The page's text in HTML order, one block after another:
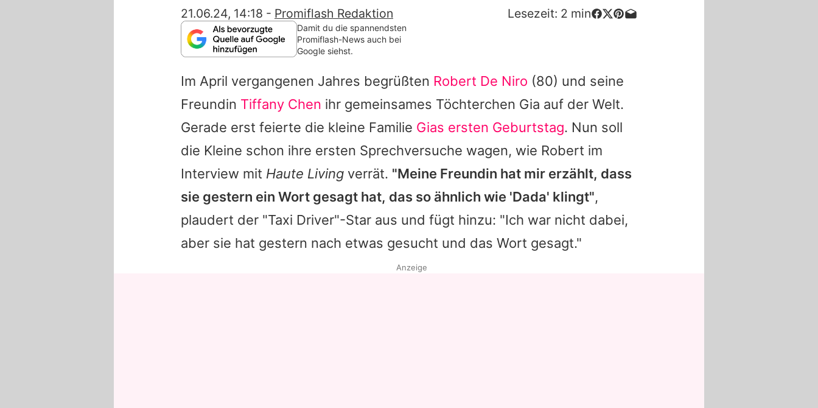
21.06.24, 14:18 - Promiflash Redaktion Lesezeit: 2 min
Damit du die spannendsten
Promiflash-News auch bei
Google siehst.
Im April vergangenen Jahres begrüßten Robert De Niro (80) und seine
Freundin Tiffany Chen ihr gemeinsames Töchterchen Gia auf der Welt.
Gerade erst feierte die kleine Familie Gias ersten Geburtstag. Nun soll
die Kleine schon ihre ersten Sprechversuche wagen, wie Robert im
Interview mit Haute Living verrät. "Meine Freundin hat mir erzählt, dass
sie gestern ein Wort gesagt hat, das so ähnlich wie 'Dada' klingt",
plaudert der "Taxi Driver"-Star aus und fügt hinzu: "Ich war nicht dabei,
aber sie hat gestern nach etwas gesucht und das Wort gesagt."
Anzeige